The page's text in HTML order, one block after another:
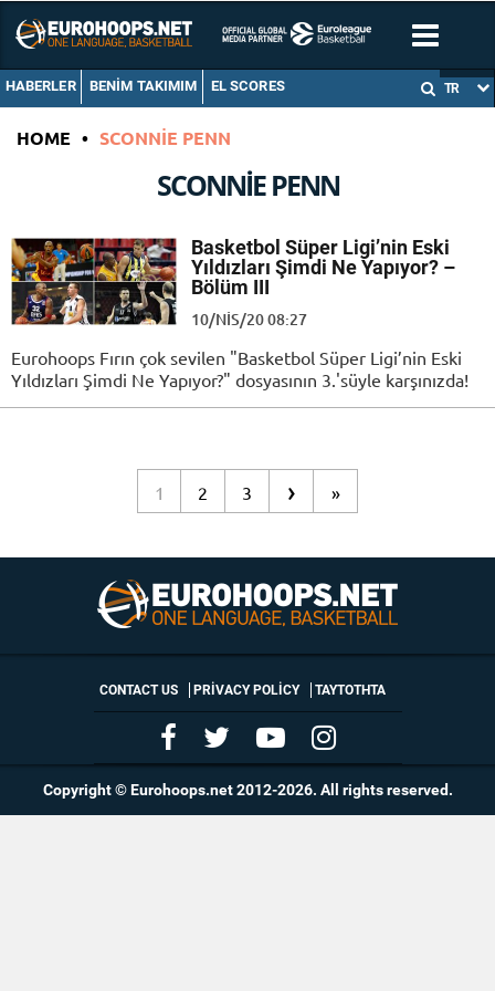
HABERLER BENIM TAKIMIM EL SCORES TR
HOME • SCONNIE PENN
SCONNIE PENN
Basketbol Süper Ligi’nin Eski
Yıldızları Şimdi Ne Yapıyor? –
Bölüm III
10/NIS/20 08:27
Eurohoops Fırın çok sevilen "Basketbol Süper Ligi’nin Eski
Yıldızları Şimdi Ne Yapıyor?" dosyasının 3.'süyle karşınızda!
1 2 3 › »
CONTACT US PRIVACY POLICY ΤΑΥΤΟΤΗΤΑ
Copyright © Eurohoops.net 2012-2026. All rights reserved.